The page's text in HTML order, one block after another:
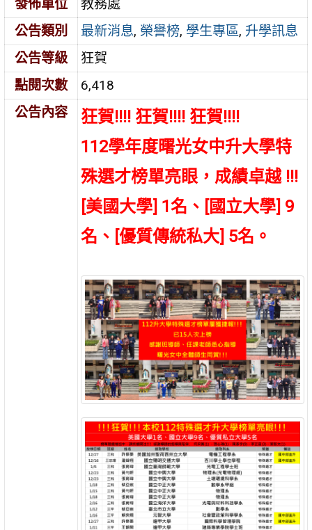
發佈單位
教務處
公告類別
最新消息, 榮譽榜, 學生專區, 升學訊息
公告等級
狂賀
點閱次數
6,418
公告內容
狂賀!!!! 狂賀!!!! 狂賀!!!!
112學年度曙光女中升大學特
殊選才榜單亮眼，成績卓越 !!!
[美國大學] 1名、[國立大學] 9
名 、[優質傳統私大] 5名。